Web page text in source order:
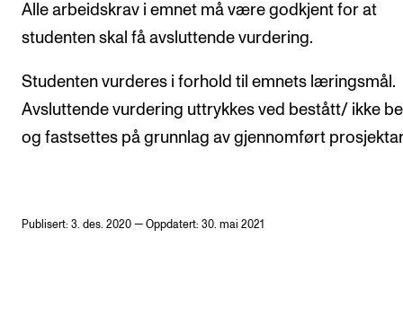
Alle arbeidskrav i emnet må være godkjent for at
studenten skal få avsluttende vurdering.
Studenten vurderes i forhold til emnets læringsmål.
Avsluttende vurdering uttrykkes ved bestått/ ikke
og fastsettes på grunnlag av gjennomført
Publisert: 3. des. 2020 — Oppdatert: 30. mai 2021